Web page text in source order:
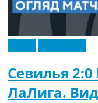
Севилья
ЛаЛига.